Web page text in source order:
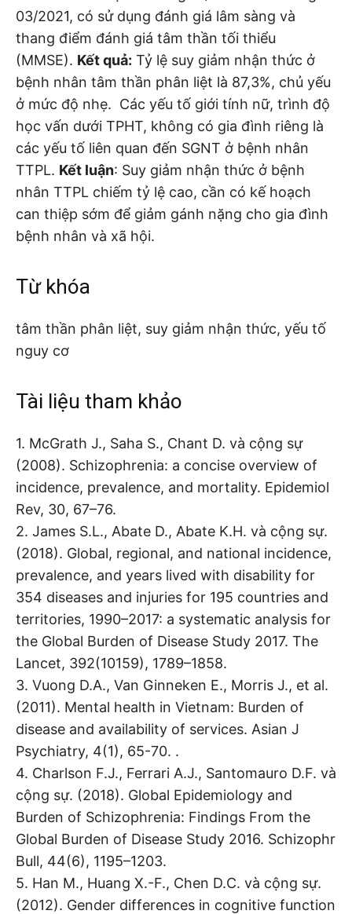
03/2021, có sử dụng đánh giá lâm sàng và
thang điểm đánh giá tâm thần tối thiểu
(MMSE). Kết quả: Tỷ lệ suy giảm nhận thức ở
bệnh nhân tâm thần phân liệt là 87,3%, chủ yếu
ở mức độ nhẹ. Các yếu tố giới tính nữ, trình độ
học vấn dưới TPHT, không có gia đình riêng là
các yếu tố liên quan đến SGNT ở bệnh nhân
TTPL. Kết luận: Suy giảm nhận thức ở bệnh
nhân TTPL chiếm tỷ lệ cao, cần có kế hoạch
can thiệp sớm để giảm gánh nặng cho gia đình
bệnh nhân và xã hội.
Từ khóa
tâm thần phân liệt, suy giảm nhận thức, yếu tố
nguy cơ
Tài liệu tham khảo
1. McGrath J., Saha S., Chant D. và cộng sự
(2008). Schizophrenia: a concise overview of
incidence, prevalence, and mortality. Epidemiol
Rev, 30, 67–76.
2. James S.L., Abate D., Abate K.H. và cộng sự.
(2018). Global, regional, and national incidence,
prevalence, and years lived with disability for
354 diseases and injuries for 195 countries and
territories, 1990–2017: a systematic analysis for
the Global Burden of Disease Study 2017. The
Lancet, 392(10159), 1789–1858.
3. Vuong D.A., Van Ginneken E., Morris J., et al.
(2011). Mental health in Vietnam: Burden of
disease and availability of services. Asian J
Psychiatry, 4(1), 65-70. .
4. Charlson F.J., Ferrari A.J., Santomauro D.F. và
cộng sự. (2018). Global Epidemiology and
Burden of Schizophrenia: Findings From the
Global Burden of Disease Study 2016. Schizophr
Bull, 44(6), 1195–1203.
5. Han M., Huang X.-F., Chen D.C. và cộng sự.
(2012). Gender differences in cognitive function